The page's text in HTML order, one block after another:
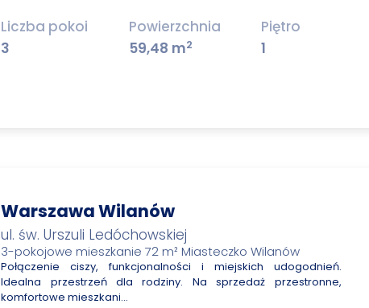
Liczba pokoi
3
Powierzchnia
59,48 m2
Piętro
1
Warszawa Wilanów
ul. św. Urszuli Ledóchowskiej
3-pokojowe mieszkanie 72 m² Miasteczko Wilanów
Połączenie ciszy, funkcjonalności i miejskich udogodnień.
Idealna przestrzeń dla rodziny. Na sprzedaż przestronne,
komfortowe mieszkani…